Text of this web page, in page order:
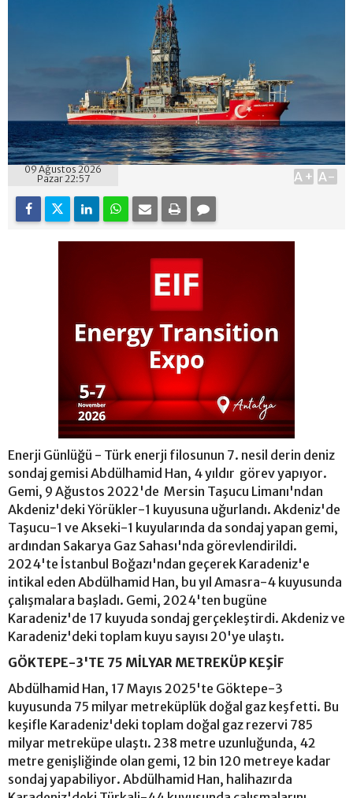
09 Ağustos 2026
Pazar 22:57
A+ A-
Enerji Günlüğü - Türk enerji filosunun 7. nesil derin deniz
sondaj gemisi Abdülhamid Han, 4 yıldır görev yapıyor.
Gemi, 9 Ağustos 2022'de Mersin Taşucu Limanı'ndan
Akdeniz'deki Yörükler-1 kuyusuna uğurlandı. Akdeniz'de
Taşucu-1 ve Akseki-1 kuyularında da sondaj yapan gemi,
ardından Sakarya Gaz Sahası'nda görevlendirildi.
2024'te İstanbul Boğazı'ndan geçerek Karadeniz'e
intikal eden Abdülhamid Han, bu yıl Amasra-4 kuyusunda
çalışmalara başladı. Gemi, 2024'ten bugüne
Karadeniz'de 17 kuyuda sondaj gerçekleştirdi. Akdeniz ve
Karadeniz'deki toplam kuyu sayısı 20'ye ulaştı.
GÖKTEPE-3'TE 75 MİLYAR METREKÜP KEŞİF
Abdülhamid Han, 17 Mayıs 2025'te Göktepe-3
kuyusunda 75 milyar metreküplük doğal gaz keşfetti. Bu
keşifle Karadeniz'deki toplam doğal gaz rezervi 785
milyar metreküpe ulaştı. 238 metre uzunluğunda, 42
metre genişliğinde olan gemi, 12 bin 120 metreye kadar
sondaj yapabiliyor. Abdülhamid Han, halihazırda